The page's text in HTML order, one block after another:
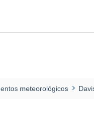
meteorológicos